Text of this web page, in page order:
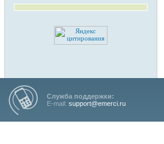
Служба поддержки:
E-mail: support@emerci.ru